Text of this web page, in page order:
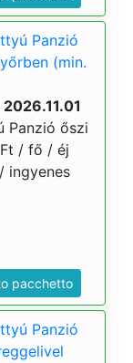
Panzió
(min.
Panzió őszi
/ fő / éj
ingyenes
pacchetto
Panzió